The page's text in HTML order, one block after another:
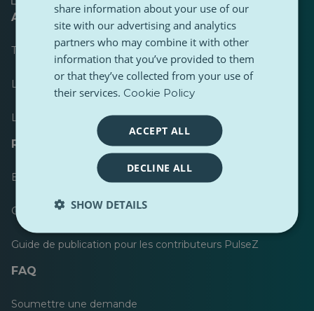
A propos de
Tableau de bord
Le plus publié
Les plus suivis
Ressources pour les journalistes
Boîtes à outils
Guide de style de contenu PulseZ
Guide de publication pour les contributeurs PulseZ
FAQ
Soumettre une demande
share information about your use of our
site with our advertising and analytics
partners who may combine it with other
information that you’ve provided to them
or that they’ve collected from your use of
their services. Cookie Policy
ACCEPT ALL
DECLINE ALL
SHOW DETAILS